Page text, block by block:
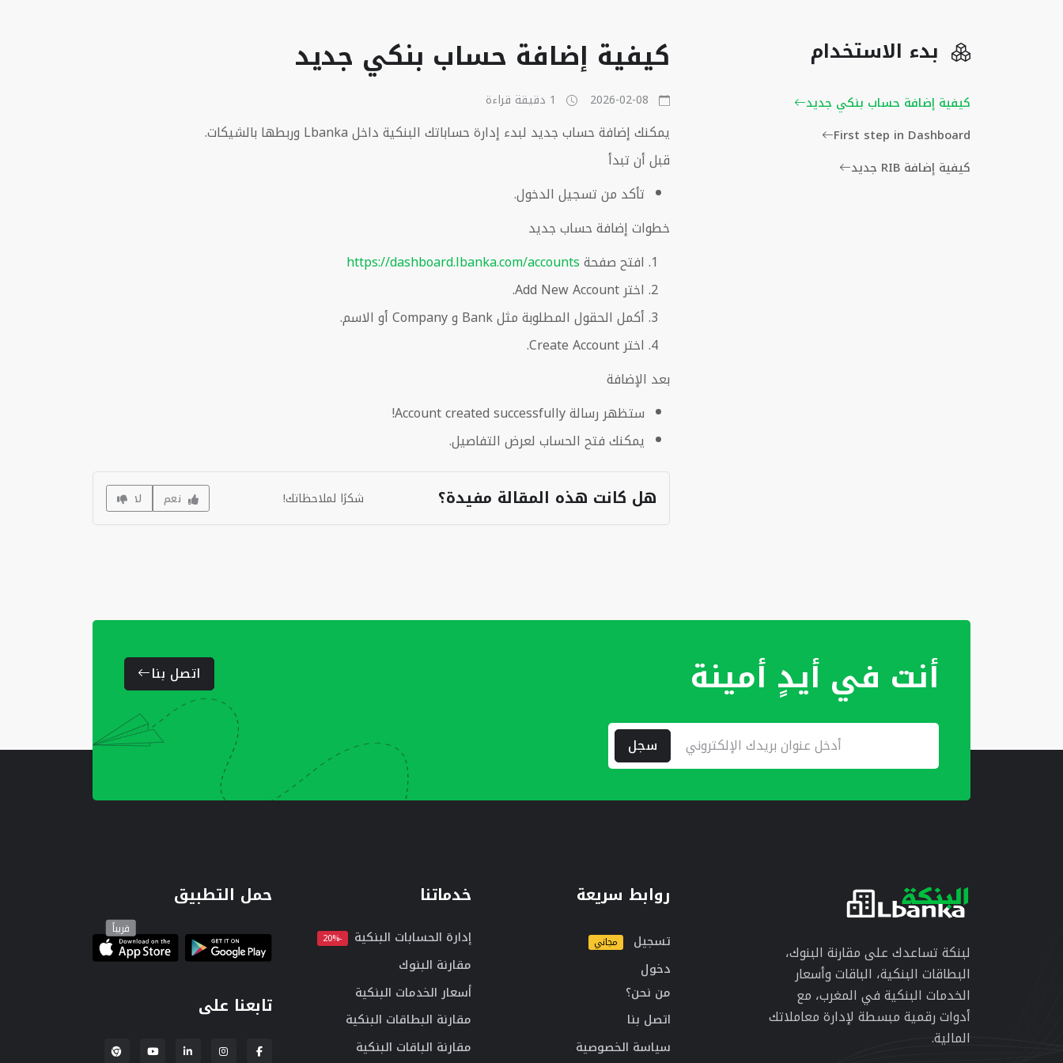
بدء الاستخدام
كيفية إضافة حساب بنكي جديد
First step in Dashboard
كيفية إضافة RIB جديد
كيفية إضافة حساب بنكي جديد
يمكنك إضافة حساب جديد لبدء إدارة حساباتك البنكية داخل Lbanka وربطها بالشيكات.
قبل أن تبدأ
تأكد من تسجيل الدخول.
خطوات إضافة حساب جديد
افتح صفحةhttps://dashboard.lbanka.com/accounts
اختر Add New Account.
أكمل الحقول المطلوبة مثل Bank و Company أو الاسم.
اختر Create Account.
بعد الإضافة
ستظهر رسالة Account created successfully!
يمكنك فتح الحساب لعرض التفاصيل.
هل كانت هذه المقالة مفيدة؟ شكرًا لملاحظاتك! نعم لا
أنت في أيدٍ أمينة
سجل
اتصل بنا
لبنكة تساعدك على مقارنة البنوك،
البطاقات البنكية، الباقات وأسعار
الخدمات البنكية في المغرب، مع
أدوات رقمية مبسطة لإدارة معاملاتك
المالية.
روابط سريعة
تسجيل مجاني
دخول
من نحن؟
اتصل بنا
سياسة الخصوصية
خدماتنا
إدارة الحسابات البنكية -20%
مقارنة البنوك
أسعار الخدمات البنكية
مقارنة البطاقات البنكية
مقارنة الباقات البنكية
حمل التطبيق
قريباً
تابعنا على
إضافة لبنكة لمتصفح Chrome